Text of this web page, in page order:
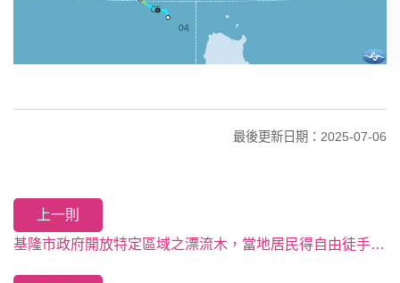
最後更新日期：2025-07-06
上一則
基隆市政府開放特定區域之漂流木，當地居民得自由徒手撿拾清理